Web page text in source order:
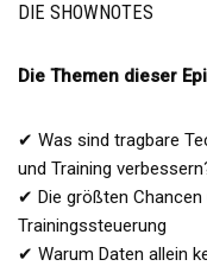
DIE SHOWNOTES
Die Themen dieser
✔ Was sind tragbare
und Training
✔ Die größten Chancen
Trainingssteuerung
✔ Warum Daten allein